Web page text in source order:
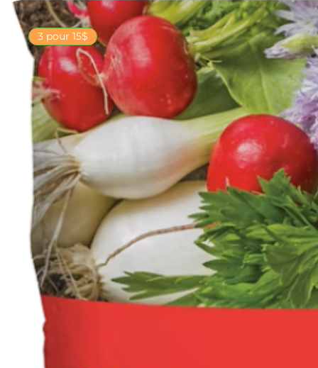
3 pour 15$